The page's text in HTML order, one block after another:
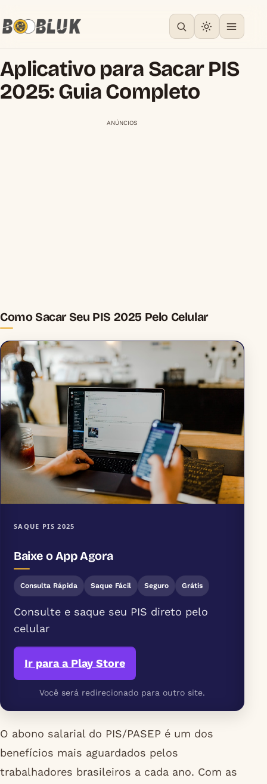
Aplicativo para Sacar PIS
2025: Guia Completo
ANÚNCIOS
Como Sacar Seu PIS 2025 Pelo Celular
SAQUE PIS 2025
Baixe o App Agora
Consulta Rápida Saque Fácil Seguro Grátis
Consulte e saque seu PIS direto pelo
celular
Ir para a Play Store
Você será redirecionado para outro site.
O abono salarial do PIS/PASEP é um dos
benefícios mais aguardados pelos
trabalhadores brasileiros a cada ano. Com as